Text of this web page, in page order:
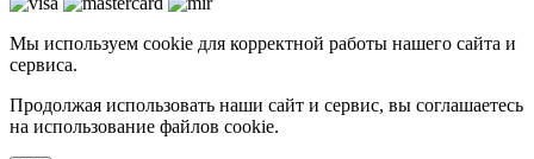
Мы используем cookie для корректной работы нашего сайта и
сервиса.
Продолжая использовать наши сайт и сервис, вы соглашаетесь
на использование файлов cookie.